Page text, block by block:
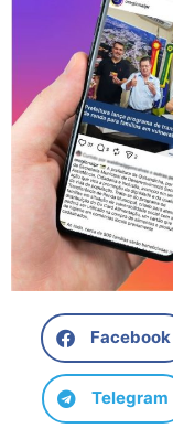
Facebook
Telegram